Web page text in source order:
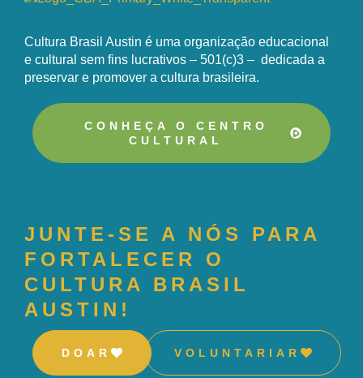
Cultura Brasil Austin é uma organização educacional
e cultural sem fins lucrativos – 501(c)3 – dedicada a
preservar e promover a cultura brasileira.
CONHEÇA O CENTRO
CULTURAL
JUNTE-SE A NÓS PARA
FORTALECER O
CULTURA BRASIL
AUSTIN!
DOAR VOLUNTARIAR